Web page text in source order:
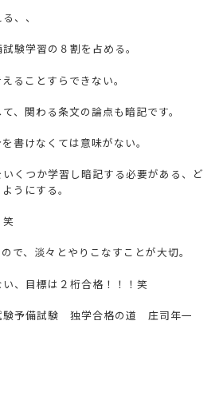
、、
験学習の８割を占める。
ることすらできない。
、関わる条文の論点も暗記です。
書けなくては意味がない。
くつか学習し暗記する必要がある、ど
うにする。
で、淡々とやりこなすことが大切。
、目標は２桁合格！！！笑
予備試験 独学合格の道 庄司年一